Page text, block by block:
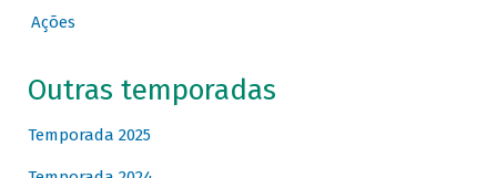
Ações
Outras temporadas
Temporada 2025